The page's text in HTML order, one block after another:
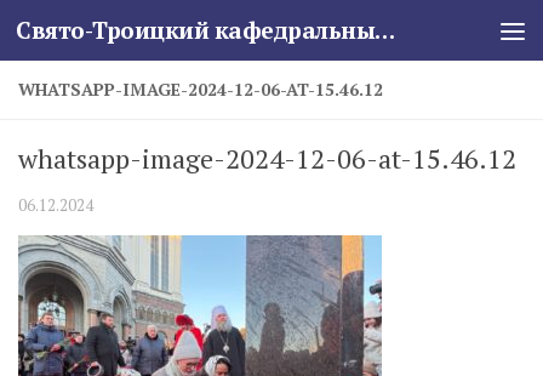
Skip to content Свято-Троицкий кафедральный собор
WHATSAPP-IMAGE-2024-12-06-AT-15.46.12
whatsapp-image-2024-12-06-at-15.46.12
06.12.2024